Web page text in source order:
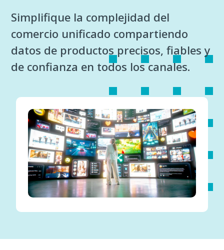
Simplifique la complejidad del
comercio unificado compartiendo
datos de productos precisos, fiables y
de confianza en todos los canales.